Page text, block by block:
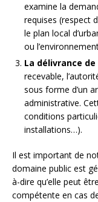
examine la
requises (respect
le plan local
ou
La délivrance
recevable,
sous forme d’un
administrative.
conditions
installations…).
Il est important de
domaine public est
à-dire qu’elle peut
compétente en cas